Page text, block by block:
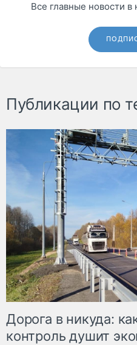
Все главные новости
Публикации по
Дорога в никуда:
контроль душит